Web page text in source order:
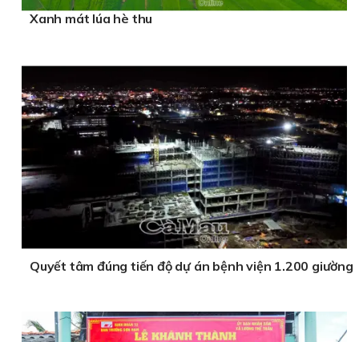
Xanh mát lúa hè thu
Quyết tâm đúng tiến độ dự án bệnh viện 1.200 giường